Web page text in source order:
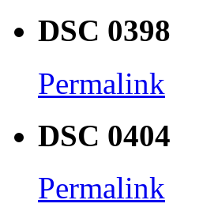
DSC 0398
Permalink
DSC 0404
Permalink